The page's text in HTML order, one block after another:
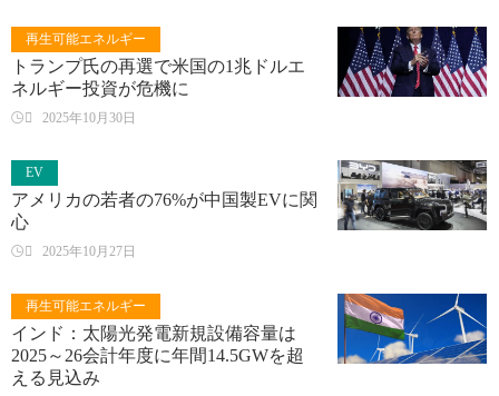
再生可能エネルギー
トランプ氏の再選で米国の1兆ドルエ
ネルギー投資が危機に
 2025年10月30日
EV
アメリカの若者の76%が中国製EVに関
心
 2025年10月27日
再生可能エネルギー
インド：太陽光発電新規設備容量は
2025～26会計年度に年間14.5GWを超
える見込み